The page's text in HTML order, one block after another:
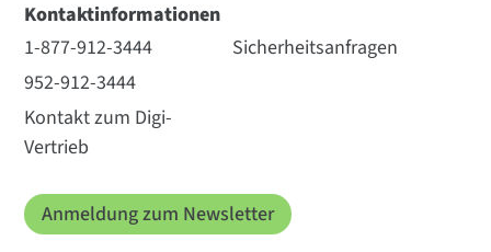
Kontaktinformationen
1-877-912-3444
952-912-3444
Kontakt zum Digi-
Vertrieb
Sicherheitsanfragen
Anmeldung zum Newsletter